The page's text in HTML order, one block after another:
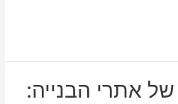
אתרי הבנייה: